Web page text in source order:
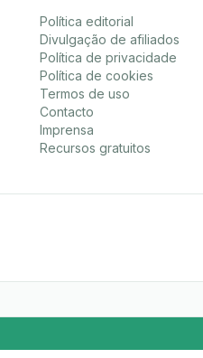
Política editorial
Divulgação de afiliados
Política de privacidade
Política de cookies
Termos de uso
Contacto
Imprensa
Recursos gratuitos